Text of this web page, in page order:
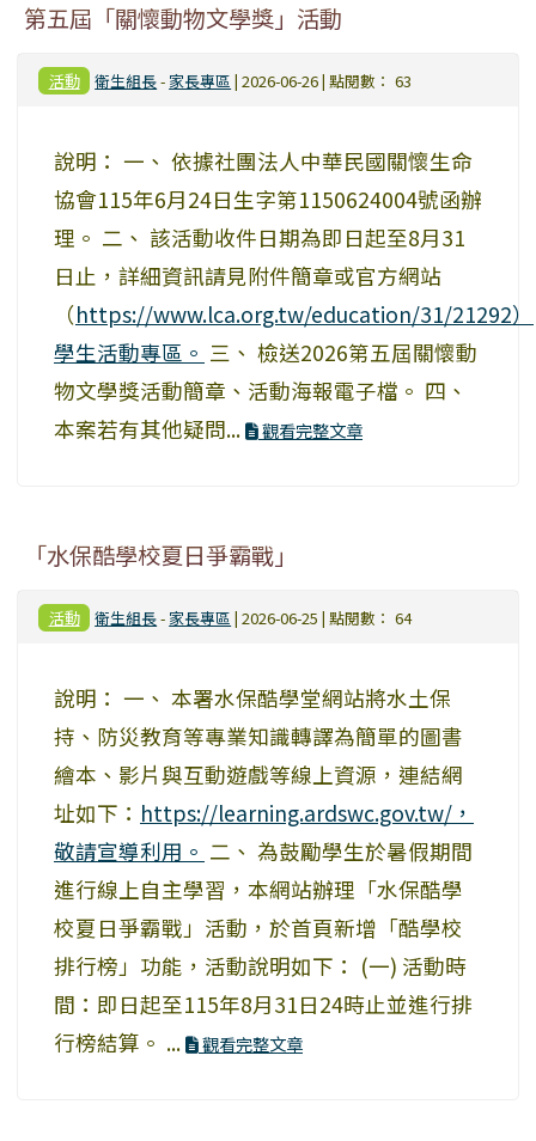
第五屆「關懷動物文學獎」活動
活動 衛生組長- 家長專區 | 2026-06-26 | 點閱數： 63
說明： 一、 依據社團法人中華民國關懷生命
協會115年6月24日生字第1150624004號函辦
理。 二、 該活動收件日期為即日起至8月31
日止，詳細資訊請見附件簡章或官方網站
（https://www.lca.org.tw/education/31/21292）
學生活動專區。 三、 檢送2026第五屆關懷動
物文學獎活動簡章、活動海報電子檔。 四、
本案若有其他疑問...
觀看完整文章
「水保酷學校夏日爭霸戰」
活動 衛生組長- 家長專區 | 2026-06-25 | 點閱數： 64
說明： 一、 本署水保酷學堂網站將水土保
持、防災教育等專業知識轉譯為簡單的圖書
繪本、影片與互動遊戲等線上資源，連結網
址如下： https://learning.ardswc.gov.tw/，
敬請宣導利用。 二、 為鼓勵學生於暑假期間
進行線上自主學習，本網站辦理「水保酷學
校夏日爭霸戰」活動，於首頁新增「酷學校
排行榜」功能，活動說明如下： (一) 活動時
間：即日起至115年8月31日24時止並進行排
行榜結算。 ...
觀看完整文章